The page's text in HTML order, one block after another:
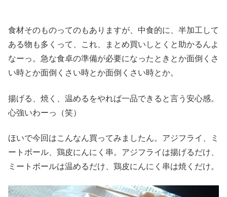
食材そのものってのもありますが、中食的に、半加工して
ある物も多くって、これ、まとめ買いしとくと助かるんよ
なーっ。急な食卓の準備が必要になったときとか面倒くさ
い時とか面倒くさい時とか面倒くさい時とか。
揚げる、焼く、温めるをやれば一品できると言う安心感。
心強いわーっ（笑）
ほいで今回はこんなん買ってみましたん。アジフライ、ミ
ートボール、鶏皮にんにく串。アジフライは揚げるだけ、
ミートボールは温めるだけ、鶏皮にんにく串は焼くだけ。